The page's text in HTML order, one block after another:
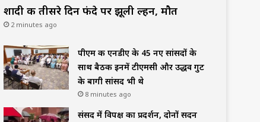
शादी क तीसरे दिन फंदे पर झूली दुल्हन, मौत
2 minutes ago
पीएम की एनडीए के 45 नए सांसदों के
साथ बैठक इनमें टीएमसी और उद्धव गुट
के बागी सांसद भी थे
8 minutes ago
संसद में विपक्ष का प्रदर्शन, दोनों सदन